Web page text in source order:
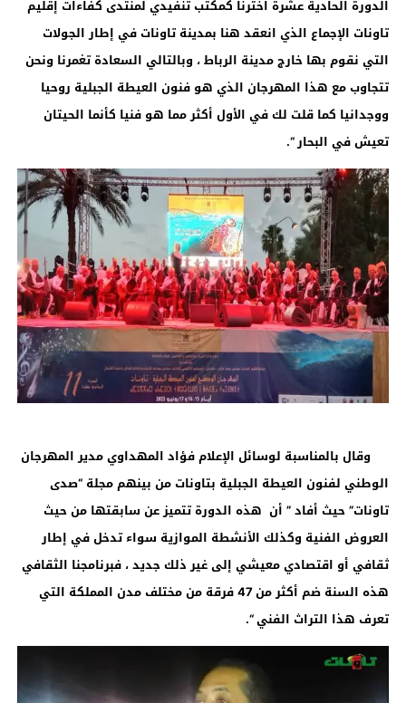
الدورة الحادية عشرة اخترنا كمكتب تنفيدي لمنتدى كفاءات إقليم
تاونات الإجماع الذي انعقد هنا بمدينة تاونات في إطار الجولات
التي نقوم بها خارج مدينة الرباط ، وبالتالي السعادة تغمرنا ونحن
تتجاوب مع هذا المهرجان الذي هو فنون العيطة الجبلية روحيا
ووجدانيا كما قلت لك في الأول أكثر مما هو فنيا كأنما الحيتان
تعيش في البحار “.
وقال بالمناسبة لوسائل الإعلام فؤاد المهداوي مدير المهرجان
الوطني لفنون العيطة الجبلية بتاونات من بينهم مجلة “صدى
تاونات” حيث أفاد ” أن هذه الدورة تتميز عن سابقتها من حيث
العروض الفنية وكذلك الأنشطة الموازية سواء تدخل في إطار
ثقافي أو اقتصادي معيشي إلى غير ذلك جديد ، فبرنامجنا الثقافي
هذه السنة ضم أكثر من 47 فرقة من مختلف مدن المملكة التي
تعرف هذا التراث الفني “.